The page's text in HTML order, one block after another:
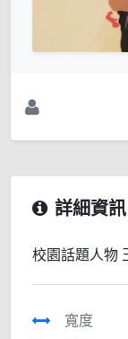
詳細資訊
校園話題人物
寬度